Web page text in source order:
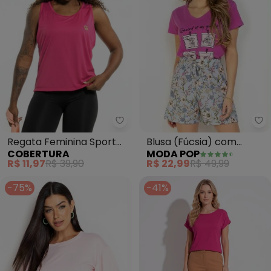
Regata Feminina Sport
Nadador (Rosa)
COBERTURA
R$ 11,97R$ 39,90
Blusa (Fúcsia) com
Estampa Localizada
MODA POP
R$ 22,99R$ 49,99
-75%
-41%